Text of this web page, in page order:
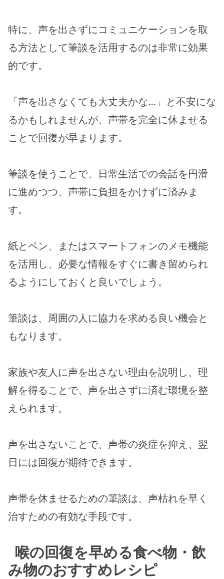
特に、声を出さずにコミュニケーションを取
る方法として筆談を活用するのは非常に効果
的です。
「声を出さなくても大丈夫かな…」と不安にな
るかもしれませんが、声帯を完全に休ませる
ことで回復が早まります。
筆談を使うことで、日常生活での会話を円滑
に進めつつ、声帯に負担をかけずに済みま
す。
紙とペン、またはスマートフォンのメモ機能
を活用し、必要な情報をすぐに書き留められ
るようにしておくと良いでしょう。
筆談は、周囲の人に協力を求める良い機会と
もなります。
家族や友人に声を出さない理由を説明し、理
解を得ることで、声を出さずに済む環境を整
えられます。
声を出さないことで、声帯の炎症を抑え、翌
日には回復が期待できます。
声帯を休ませるための筆談は、声枯れを早く
治すための有効な手段です。
喉の回復を早める食べ物・飲
み物のおすすめレシピ